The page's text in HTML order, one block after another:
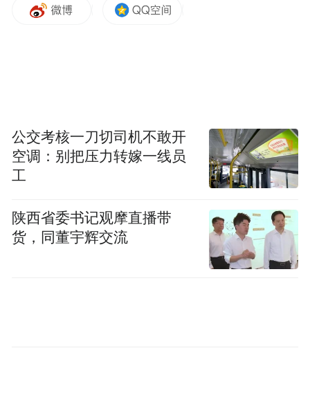
为81岁的普通女性，如果在50岁时治愈癌症
至约101岁。
最初，雷帕霉素与抗衰老无关。因其能阻止
细胞过度增殖，被FDA批准用于预防肾移植
后的器官排斥反应。随着研究深入，科学家
发现雷帕霉素能够干预雷帕霉素靶蛋白
公交考核一刀切司机不敢开
空调：别把压力转嫁一线员
工
陕西省委书记观摩直播带
货，同董宇辉交流